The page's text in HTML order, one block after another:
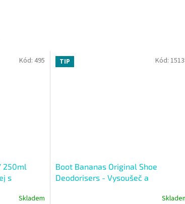
250ml
s
Skladem
Kód: 495 TIP
Boot Bananas Original Shoe
Deodorisers - Vysoušeč a
Kód: